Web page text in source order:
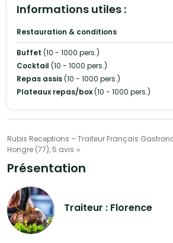
Informations utiles :
Restauration & conditions
Buffet (10 - 1000 pers.)
Cocktail (10 - 1000 pers.)
Repas assis(10 - 1000 pers.)
Plateaux repas/box(10 - 1000 pers.)
Rubis Receptions – Traiteur Français
Hongre (77), 5 avis ⭐
Présentation
Traiteur : Florence